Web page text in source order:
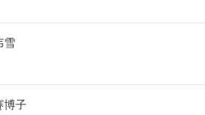
雪
博子